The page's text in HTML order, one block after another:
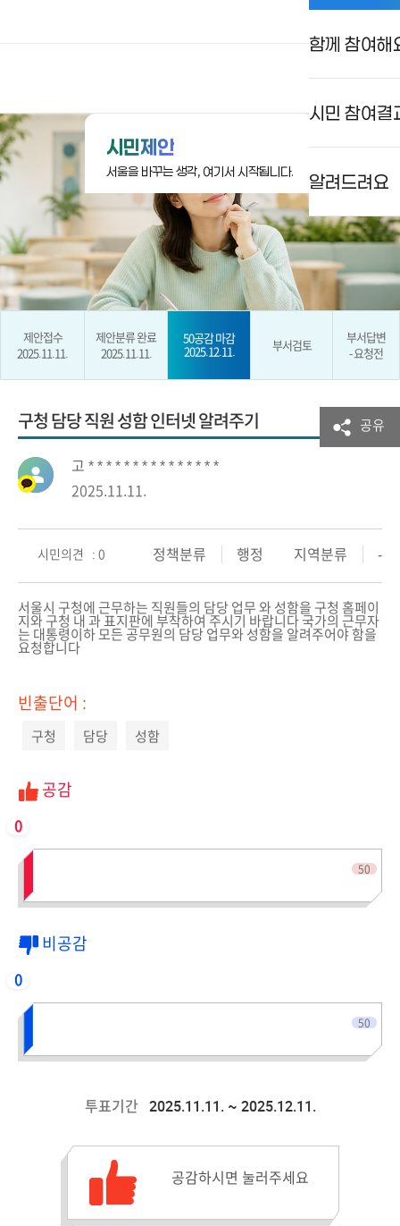
로그인
함께 참여해
시민 참여결
알려드려요
시민제안
서울을 바꾸는 생각, 여기서 시작됩니다.
제안접수
2025.11.11.
제안분류 완료
2025.11.11.
50공감 마감
2025.12.11.
부서검토
부서답변
- 요청전
구청 담당 직원 성함 인터넷 알려주기 공유
고 * * * * * * * * * * * * * * *
2025.11.11.
시민의견 : 0 지역분류 -
정책분류 행정
서울시 구청에 근무하는 직원들의 담당 업무 와 성함을 구청 홈페이
지와 구청 내 과 표지판에 부착하여 주시기 바랍니다 국가의 근무자
는 대통령이하 모든 공무원의 담당 업무와 성함을 알려주어야 함을
요청합니다
빈출단어 :
구청 담당 성함
공감
0
50
비공감
0
50
투표기간 2025.11.11. ~ 2025.12.11.
공감수 :
공감하시면 눌러주세요